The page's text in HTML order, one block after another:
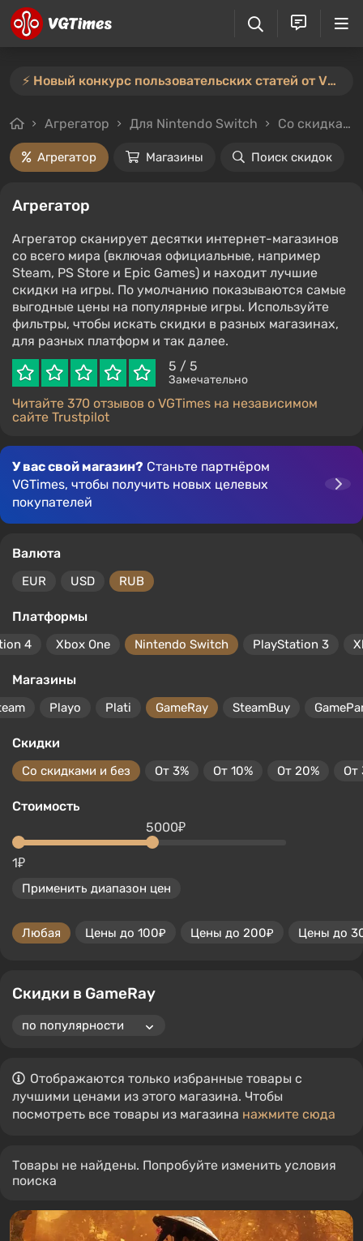
⚡️ Новый конкурс пользовательских статей от VGTimes — участвуйте тут ⚡️
Агрегатор Для Nintendo Switch Со скидками и без
Агрегатор Магазины Поиск скидок
Агрегатор
Агрегатор сканирует десятки интернет-магазинов
со всего мира (включая официальные, например
Steam, PS Store и Epic Games) и находит лучшие
скидки на игры. По умолчанию показываются самые
выгодные цены на популярные игры. Используйте
фильтры, чтобы искать скидки в разных магазинах,
для разных платформ и так далее.
5 / 5
Замечательно
Читайте 370 отзывов о VGTimes на независимом
сайте Trustpilot
У вас свой магазин? Станьте партнёром
VGTimes, чтобы получить новых целевых
покупателей
Валюта
EUR USD RUB
Платформы
4 Xbox One Nintendo Switch PlayStation 3
Магазины
Playo Plati GameRay SteamBuy
Скидки
Со скидками и без От 3% От 10% От 20% От
Стоимость
1₽
5000₽
Применить диапазон цен
Любая Цены до 100₽ Цены до 200₽ Цены до
Скидки в GameRay
Отображаются только избранные товары с
лучшими ценами из этого магазина. Чтобы
посмотреть все товары из магазина нажмите сюда
Товары не найдены. Попробуйте изменить условия
поиска